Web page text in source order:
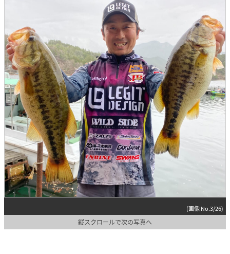
(画像 No.3/26)
縦スクロールで次の写真へ